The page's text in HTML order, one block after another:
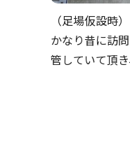
（足場仮設時）
かなり昔に訪
管していて頂